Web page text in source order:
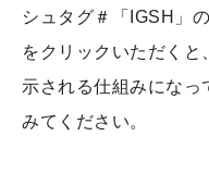
シュタグ＃「IGSH」
をクリックいただく
示される仕組みになっ
みてください。